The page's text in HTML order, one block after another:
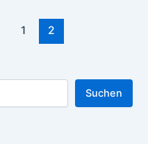
1 2
Suchen